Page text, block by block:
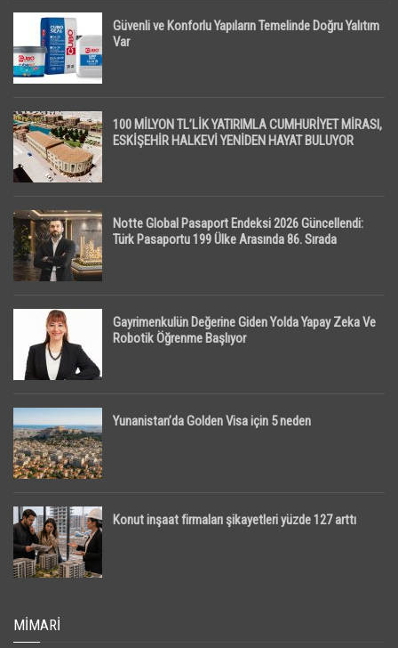
Güvenli ve Konforlu Yapıların Temelinde Doğru Yalıtım
Var
100 MİLYON TL’LİK YATIRIMLA CUMHURİYET MİRASI,
ESKİŞEHİR HALKEVİ YENİDEN HAYAT BULUYOR
Notte Global Pasaport Endeksi 2026 Güncellendi:
Türk Pasaportu 199 Ülke Arasında 86. Sırada
Gayrimenkulün Değerine Giden Yolda Yapay Zeka Ve
Robotik Öğrenme Başlıyor
Yunanistan’da Golden Visa için 5 neden
Konut inşaat firmaları şikayetleri yüzde 127 arttı
MIMARI